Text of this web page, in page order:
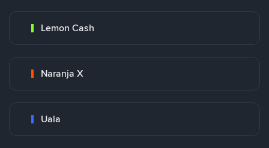
Lemon Cash
Naranja X
Uala